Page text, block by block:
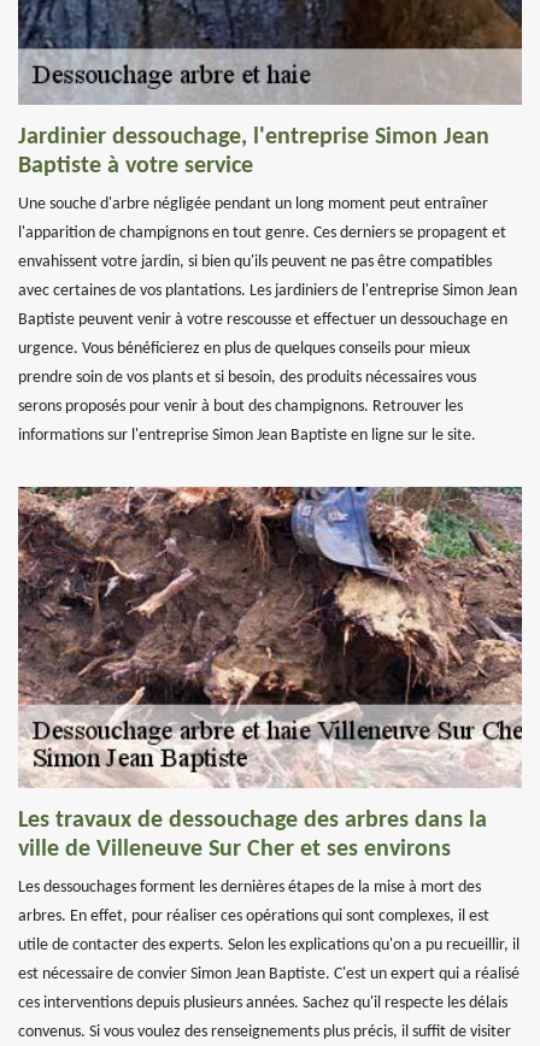
Jardinier dessouchage, l'entreprise Simon Jean
Baptiste à votre service
Une souche d'arbre négligée pendant un long moment peut entraîner
l'apparition de champignons en tout genre. Ces derniers se propagent et
envahissent votre jardin, si bien qu'ils peuvent ne pas être compatibles
avec certaines de vos plantations. Les jardiniers de l'entreprise Simon Jean
Baptiste peuvent venir à votre rescousse et effectuer un dessouchage en
urgence. Vous bénéficierez en plus de quelques conseils pour mieux
prendre soin de vos plants et si besoin, des produits nécessaires vous
serons proposés pour venir à bout des champignons. Retrouver les
informations sur l'entreprise Simon Jean Baptiste en ligne sur le site.
Les travaux de dessouchage des arbres dans la
ville de Villeneuve Sur Cher et ses environs
Les dessouchages forment les dernières étapes de la mise à mort des
arbres. En effet, pour réaliser ces opérations qui sont complexes, il est
utile de contacter des experts. Selon les explications qu'on a pu recueillir, il
est nécessaire de convier Simon Jean Baptiste. C'est un expert qui a réalisé
ces interventions depuis plusieurs années. Sachez qu'il respecte les délais
convenus. Si vous voulez des renseignements plus précis, il suffit de visiter